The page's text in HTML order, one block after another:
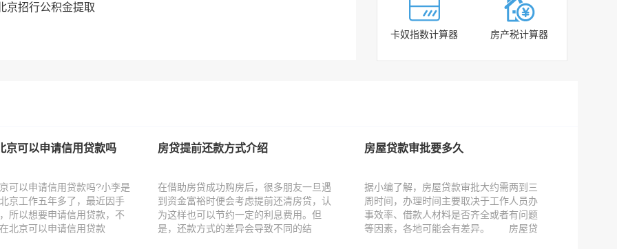
京招行公积金提取
2019-07-07
[信用贷款]
成功申请贷款
20万已到账
卡奴指数计算器 房产税计算器
京可以申请信用贷款吗
可以申请信用贷款吗?小李是
京工作五年多了，最近因手
所以想要申请信用贷款，不
北京可以申请信用贷款
房贷提前还款方式介绍
在借助房贷成功购房后，很多朋友一旦遇
到资金富裕时便会考虑提前还清房贷，认
为这样也可以节约一定的利息费用。但
是，还款方式的差异会导致不同的结
房屋贷款审批要多久
据小编了解，房屋贷款审批大约需两到三
周时间，办理时间主要取决于工作人员办
事效率、借款人材料是否齐全或者有问题
等因素，各地可能会有差异。 房屋贷